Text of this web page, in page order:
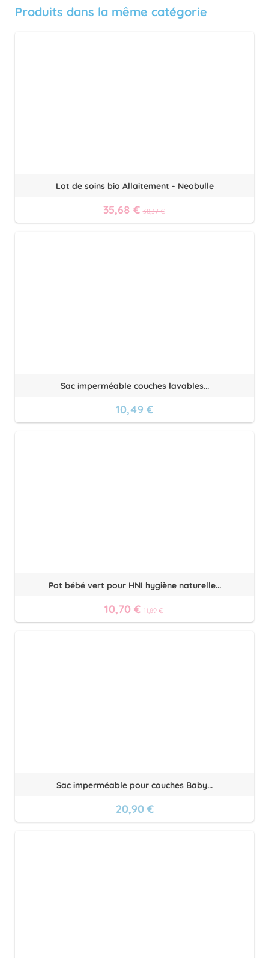
Produits dans la même catégorie
Lot de soins bio Allaitement - Neobulle
35,68 €38,37 €
Sac imperméable couches lavables...
10,49 €
Pot bébé vert pour HNI hygiène naturelle...
10,70 € 11,89 €
Sac imperméable pour couches Baby...
20,90 €